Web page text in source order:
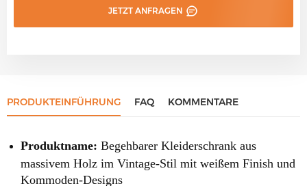
JETZT ANFRAGEN
PRODUKTEINFÜHRUNG FAQ KOMMENTARE
Produktname: Begehbarer Kleiderschrank aus
massivem Holz im Vintage-Stil mit weißem Finish und
Kommoden-Designs